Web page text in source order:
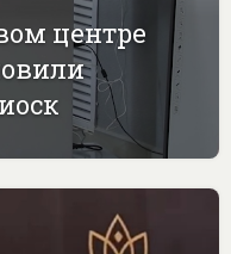
центре